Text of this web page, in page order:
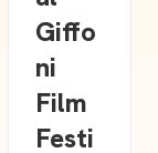
Giffo
ni
Film
Festi